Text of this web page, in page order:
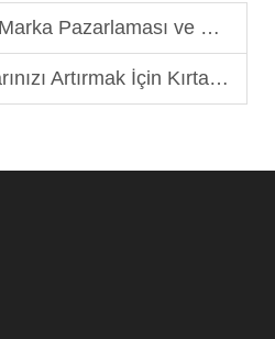
ve Müşteri Sadakati Üzerindeki Rolü
İçin Kırtasiye Setlerini Nasıl Kullanırsınız